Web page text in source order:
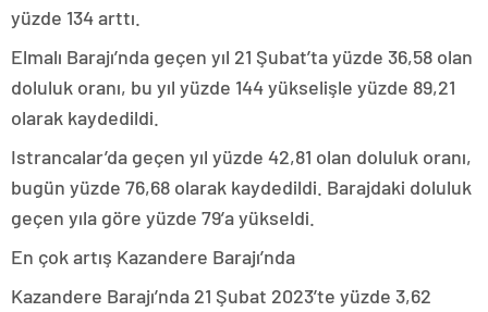
yüzde 134 arttı.
Elmalı Barajı’nda geçen yıl 21 Şubat’ta yüzde 36,58 olan
doluluk oranı, bu yıl yüzde 144 yükselişle yüzde 89,21
olarak kaydedildi.
Istrancalar’da geçen yıl yüzde 42,81 olan doluluk oranı,
bugün yüzde 76,68 olarak kaydedildi. Barajdaki doluluk
geçen yıla göre yüzde 79’a yükseldi.
En çok artış Kazandere Barajı’nda
Kazandere Barajı’nda 21 Şubat 2023’te yüzde 3,62